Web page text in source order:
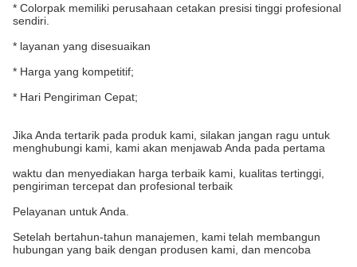
* Colorpak memiliki perusahaan cetakan presisi tinggi profesional
sendiri.
* layanan yang disesuaikan
* Harga yang kompetitif;
* Hari Pengiriman Cepat;
Jika Anda tertarik pada produk kami, silakan jangan ragu untuk
menghubungi kami, kami akan menjawab Anda pada pertama
waktu dan menyediakan harga terbaik kami, kualitas tertinggi,
pengiriman tercepat dan profesional terbaik
Pelayanan untuk Anda.
Setelah bertahun-tahun manajemen, kami telah membangun
hubungan yang baik dengan produsen kami, dan mencoba